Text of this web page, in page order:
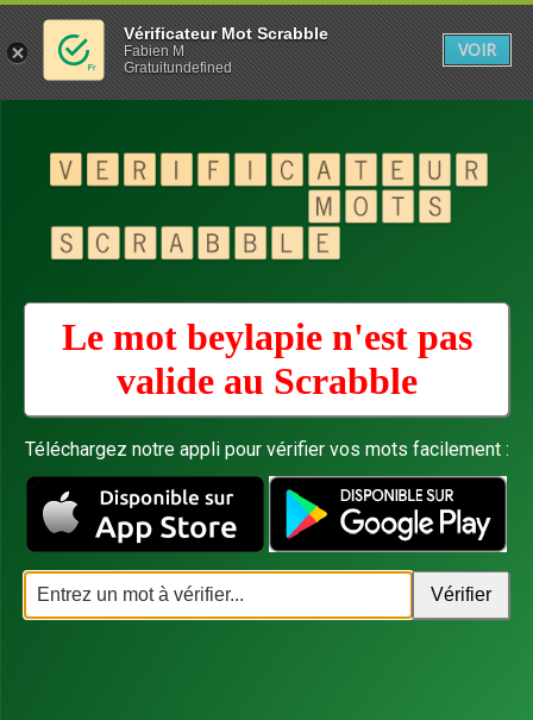
Le mot beylapie n'est pas
valide au Scrabble
Téléchargez notre appli pour vérifier vos mots facilement :
Vérificateur Mot Scrabble
Fabien M
Gratuitundefined
VOIR